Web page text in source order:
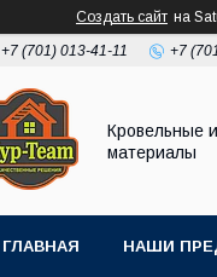
Создать сайт на
+7 (701) 013-41-11 +7
Кровельные
материалы
ГЛАВНАЯ НАШИ